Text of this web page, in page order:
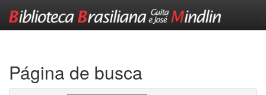
Página de busca